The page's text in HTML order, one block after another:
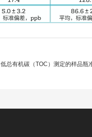
低总有机碳（TOC）测定的样品瓶